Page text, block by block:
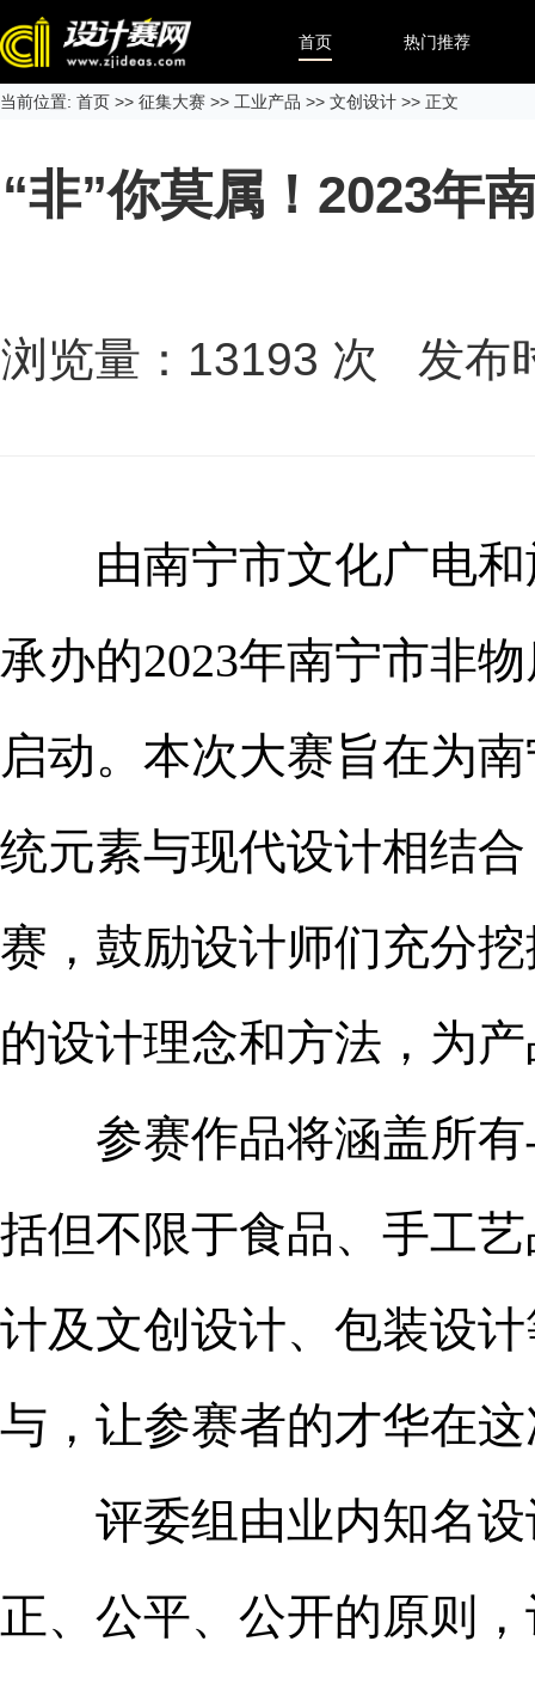
首页 热门推荐
当前位置: 首页 >> 征集大赛 >> 工业产品 >> 文创设计 >> 正文
“非”你莫属！2023年
浏览量： 13193 次 发布
由南宁市文化广电
承办的2023年南宁市非
启动。本次大赛旨在为
统元素与现代设计相结
赛，鼓励设计师们充分
的设计理念和方法，为
参赛作品将涵盖所有
括但不限于食品、手工
计及文创设计、包装设
与，让参赛者的才华在
评委组由业内知名设
正、公平、公开的原则